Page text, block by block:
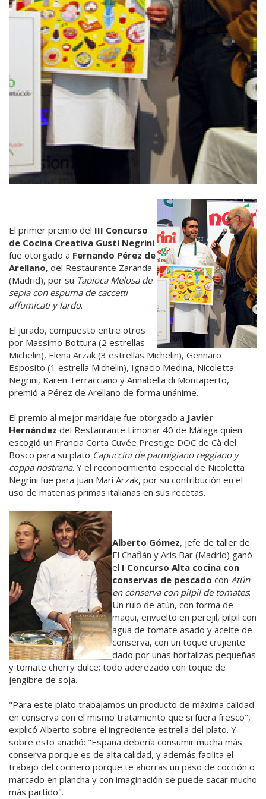
El primer premio del III Concurso
de Cocina Creativa Gusti Negrini
fue otorgado a Fernando Pérez de
Arellano, del Restaurante Zaranda
(Madrid), por su Tapioca Melosa de
sepia con espuma de caccetti
affumicati y lardo.
El jurado, compuesto entre otros
por Massimo Bottura (2 estrellas
Michelin), Elena Arzak (3 estrellas Michelin), Gennaro
Esposito (1 estrella Michelin), Ignacio Medina, Nicoletta
Negrini, Karen Terracciano y Annabella di Montaperto,
premió a Pérez de Arellano de forma unánime.
El premio al mejor maridaje fue otorgado a Javier
Hernández del Restaurante Limonar 40 de Málaga quien
escogió un Francia Corta Cuvée Prestige DOC de Cà del
Bosco para su plato Capuccini de parmigiano reggiano y
coppa nostrana. Y el reconocimiento especial de Nicoletta
Negrini fue para Juan Mari Arzak, por su contribución en el
uso de materias primas italianas en sus recetas.
Alberto Gómez, jefe de taller de
El Chaflán y Aris Bar (Madrid) ganó
el I Concurso Alta cocina con
conservas de pescado con Atún
en conserva con pilpil de tomates:
Un rulo de atún, con forma de
maqui, envuelto en perejil, pilpil con
agua de tomate asado y aceite de
conserva, con un toque crujiente
dado por unas hortalizas pequeñas
y tomate cherry dulce; todo aderezado con toque de
jengibre de soja.
"Para este plato trabajamos un producto de máxima calidad
en conserva con el mismo tratamiento que si fuera fresco",
explicó Alberto sobre el ingrediente estrella del plato. Y
sobre esto añadió: "España debería consumir mucha más
conserva porque es de alta calidad, y además facilita el
trabajo del cocinero porque te ahorras un paso de cocción o
marcado en plancha y con imaginación se puede sacar mucho
más partido".